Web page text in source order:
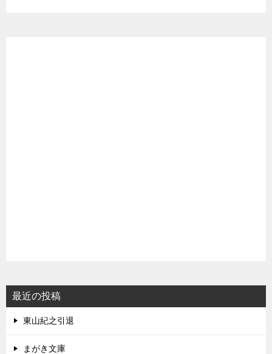
最近の投稿
東山紀之引退
まがき文庫